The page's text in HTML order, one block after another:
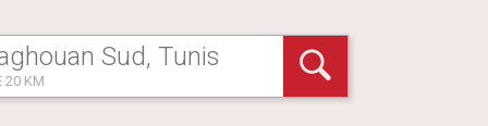
20 KM